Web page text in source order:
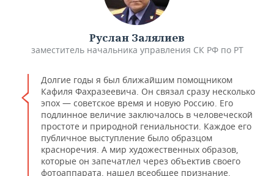
Руслан Залялиев
заместитель начальника управления СК РФ по РТ
Долгие годы я был ближайшим помощником
Кафиля Фахразеевича. Он связал сразу несколько
эпох — советское время и новую Россию. Его
подлинное величие заключалось в человеческой
простоте и природной гениальности. Каждое его
публичное выступление было образцом
красноречия. А мир художественных образов,
которые он запечатлел через объектив своего
фотоаппарата, нашел всеобщее признание.